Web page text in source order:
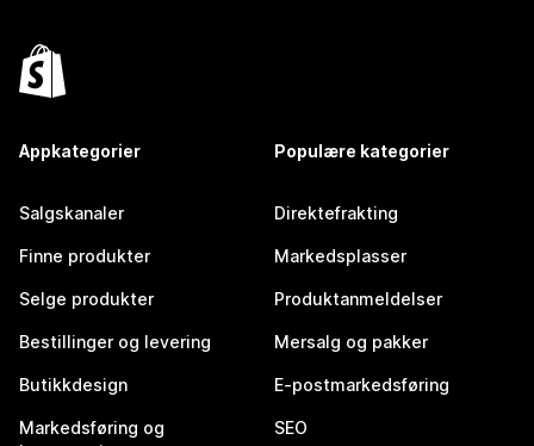
Appkategorier
Salgskanaler
Finne produkter
Selge produkter
Bestillinger og levering
Butikkdesign
Markedsføring og
Populære kategorier
Direktefrakting
Markedsplasser
Produktanmeldelser
Mersalg og pakker
E-postmarkedsføring
SEO